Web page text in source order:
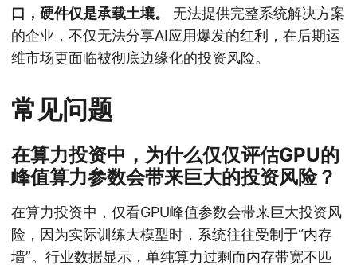
口，硬件仅是承载土壤。
无法提供完整系统解决方案
的企业，不仅无法分享AI应用爆发的红利，在后期运
维市场更面临被彻底边缘化的投资风险。
常见问题
在算力投资中，为什么仅仅评估GPU的
峰值算力参数会带来巨大的投资风险？
在算力投资中，仅看GPU峰值参数会带来巨大投资风
险，因为实际训练大模型时，系统往往受制于“内存
墙”。行业数据显示，单纯算力过剩而内存带宽不匹